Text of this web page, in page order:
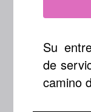
Su
de
camino